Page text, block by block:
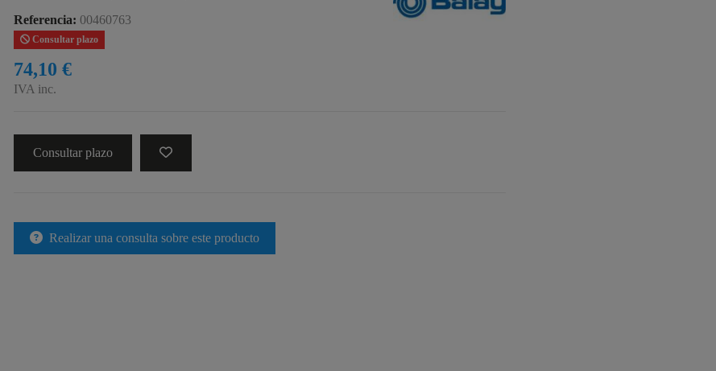
Referencia: 00460763
Consultar plazo
74,10 €
IVA inc.
Consultar plazo
Realizar una consulta sobre este producto